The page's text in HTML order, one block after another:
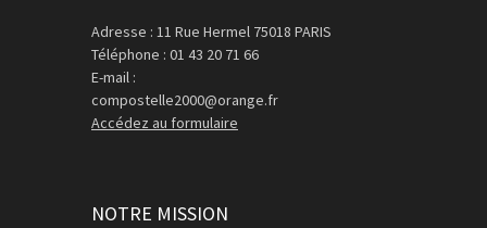
Adresse : 11 Rue Hermel 75018 PARIS
Téléphone : 01 43 20 71 66
E-mail :
compostelle2000@orange.fr
Accédez au formulaire
NOTRE MISSION